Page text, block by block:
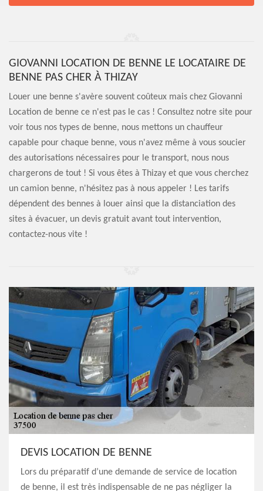
GIOVANNI LOCATION DE BENNE LE LOCATAIRE DE
BENNE PAS CHER À THIZAY
Louer une benne s'avère souvent coûteux mais chez Giovanni
Location de benne ce n'est pas le cas ! Consultez notre site pour
voir tous nos types de benne, nous mettons un chauffeur
capable pour chaque benne, vous n'avez même à vous soucier
des autorisations nécessaires pour le transport, nous nous
chargerons de tout ! Si vous êtes à Thizay et que vous cherchez
un camion benne, n'hésitez pas à nous appeler ! Les tarifs
dépendent des bennes à louer ainsi que la distanciation des
sites à évacuer, un devis gratuit avant tout intervention,
contactez-nous vite !
DEVIS LOCATION DE BENNE
Lors du préparatif d’une demande de service de location
de benne, il est très indispensable de ne pas négliger la